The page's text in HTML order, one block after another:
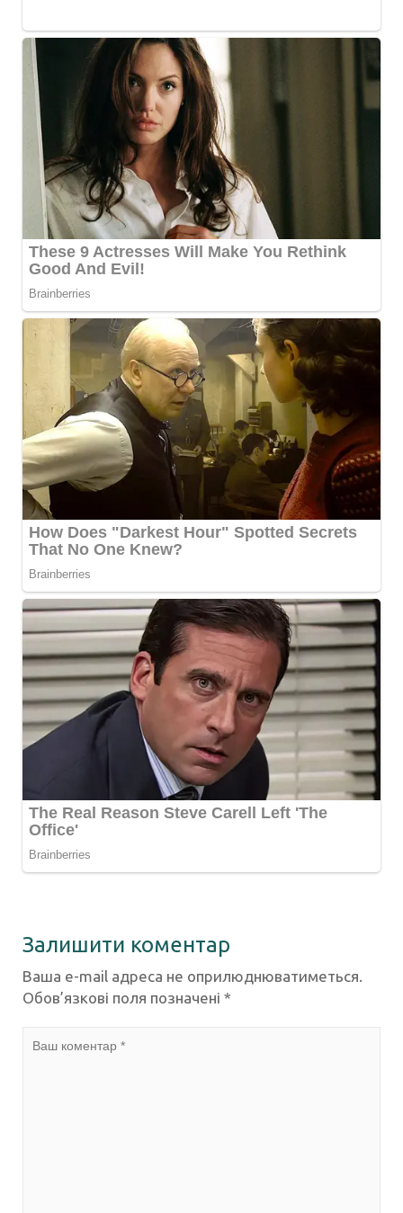
Залишити коментар
Ваша e-mail адреса не оприлюднюватиметься.
Обов’язкові поля позначені *